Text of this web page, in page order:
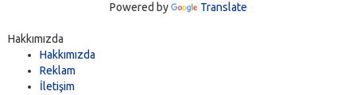
Powered by Translate
Hakkımızda
Hakkımızda
Reklam
İletişim